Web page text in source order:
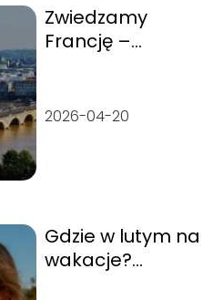
Zwiedzamy
Francję –
2026-04-20
Gdzie w lutym na
wakacje?